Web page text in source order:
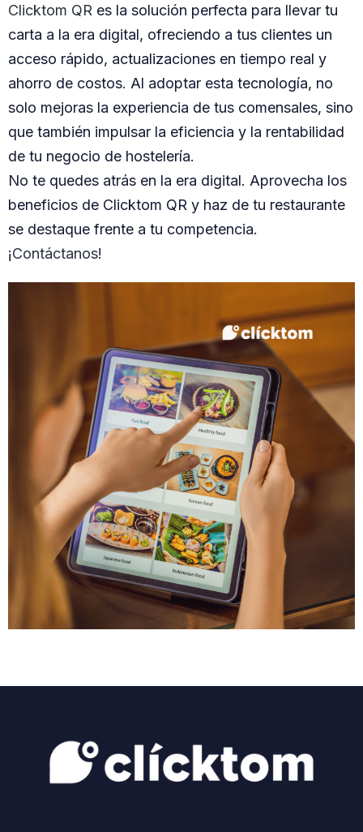
Clicktom QR es la solución perfecta para llevar tu
carta a la era digital, ofreciendo a tus clientes un
acceso rápido, actualizaciones en tiempo real y
ahorro de costos. Al adoptar esta tecnología, no
solo mejoras la experiencia de tus comensales, sino
que también impulsar la eficiencia y la rentabilidad
de tu negocio de hostelería.
No te quedes atrás en la era digital. Aprovecha los
beneficios de Clicktom QR y haz de tu restaurante
se destaque frente a tu competencia.
¡Contáctanos!